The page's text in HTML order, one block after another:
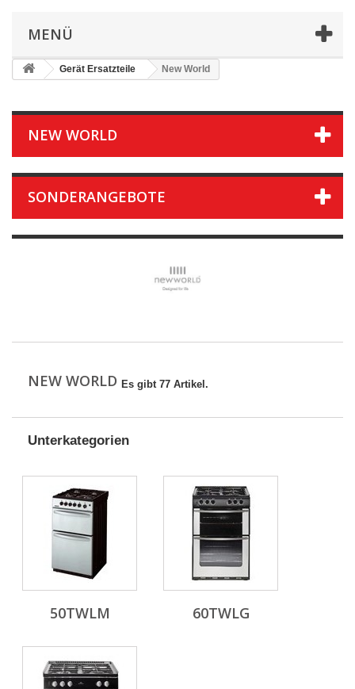
MENÜ
Gerät Ersatzteile New World
NEW WORLD
SONDERANGEBOTE
NEW WORLD Es gibt 77 Artikel.
Unterkategorien
50TWLM 60TWLG